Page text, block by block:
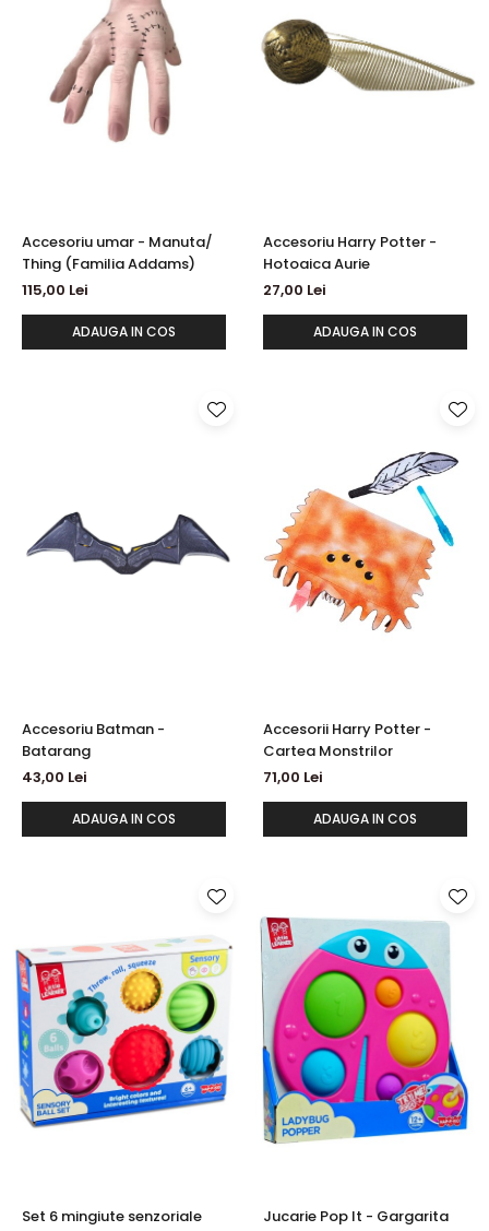
Accesoriu umar - Manuta/
Thing (Familia Addams)
115,00 Lei
ADAUGA IN COS
Accesoriu Harry Potter -
Hotoaica Aurie
27,00 Lei
ADAUGA IN COS
Accesoriu Batman -
Batarang
43,00 Lei
ADAUGA IN COS
Accesorii Harry Potter -
Cartea Monstrilor
71,00 Lei
ADAUGA IN COS
Set 6 mingiute senzoriale
Jucarie Pop It - Gargarita